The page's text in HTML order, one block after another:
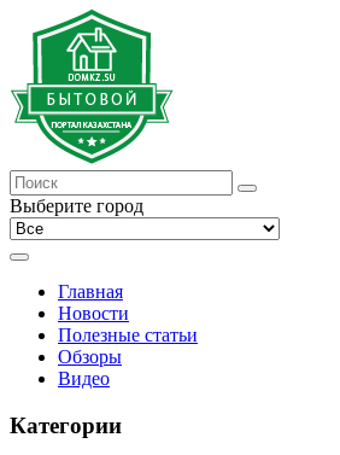
Выберите город
Главная
Новости
Полезные статьи
Обзоры
Видео
Категории